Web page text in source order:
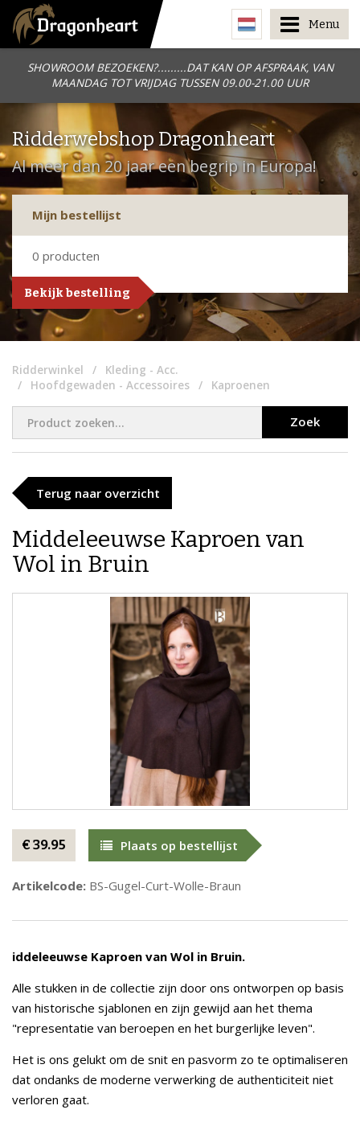
SHOWROOM BEZOEKEN?.........DAT KAN OP AFSPRAAK, VAN
MAANDAG TOT VRIJDAG TUSSEN 09.00-21.00 UUR
Menu
Ridderwebshop Dragonheart
Al meer dan 20 jaar een begrip in Europa!
Mijn bestellijst
0 producten
Bekijk bestelling
Ridderwinkel
Kleding - Acc.
Hoofdgewaden - Accessoires
Kaproenen
Zoek
Terug naar overzicht
Middeleeuwse Kaproen van
Wol in Bruin
€ 39.95 Plaats op bestellijst
Artikelcode: BS-Gugel-Curt-Wolle-Braun
iddeleeuwse Kaproen van Wol in Bruin.
Alle stukken in de collectie zijn door ons ontworpen op basis
van historische sjablonen en zijn gewijd aan het thema
"representatie van beroepen en het burgerlijke leven".
Het is ons gelukt om de snit en pasvorm zo te optimaliseren
dat ondanks de moderne verwerking de authenticiteit niet
verloren gaat.